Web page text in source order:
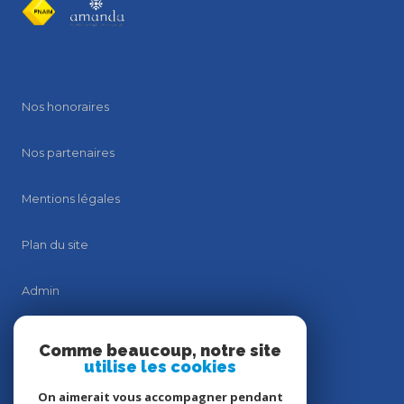
Nos honoraires
Nos partenaires
Mentions légales
Plan du site
Admin
Comme beaucoup, notre site
utilise les cookies
On aimerait vous accompagner pendant